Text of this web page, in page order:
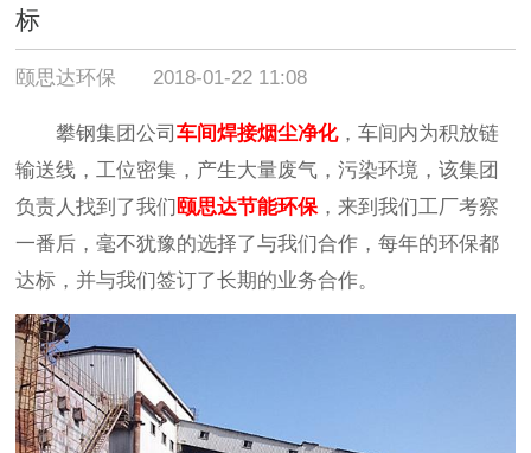
标
颐思达环保 2018-01-22 11:08
攀钢集团公司车间焊接烟尘净化，车间内为积放链
输送线，工位密集，产生大量废气，污染环境，该集团
负责人找到了我们颐思达节能环保，来到我们工厂考察
一番后，毫不犹豫的选择了与我们合作，每年的环保都
达标，并与我们签订了长期的业务合作。